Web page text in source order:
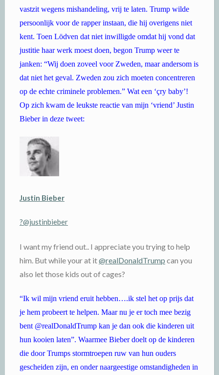
vastzit wegens mishandeling, vrij te laten. Trump wilde
persoonlijk voor de rapper instaan, die hij overigens niet
kent. Toen Lödven dat niet inwilligde omdat hij vond dat
justitie haar werk moest doen, begon Trump weer te
janken: “Wij doen zoveel voor Zweden, maar andersom is
dat niet het geval. Zweden zou zich moeten concentreren
op de echte criminele problemen.” Wat een ‘çry baby’!
Op zich kwam de leukste reactie van mijn ‘vriend’ Justin
Bieber in deze tweet:
Justin Bieber
?@justinbieber
I want my friend out.. I appreciate you trying to help
him. But while your at it@realDonaldTrump can you
also let those kids out of cages?
“Ik wil mijn vriend eruit hebben….ik stel het op prijs dat
je hem probeert te helpen. Maar nu je er toch mee bezig
bent @realDonaldTrump kan je dan ook die kinderen uit
hun kooien laten”. Waarmee Bieber doelt op de kinderen
die door Trumps stormtroepen ruw van hun ouders
gescheiden zijn, en onder naargeestige omstandigheden in